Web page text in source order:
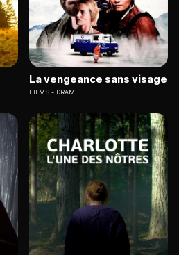
La vengeance sans visage
FILMS DRAME